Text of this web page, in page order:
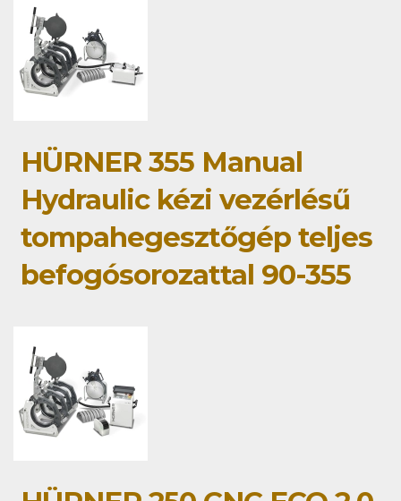
HÜRNER 355 Manual
Hydraulic kézi vezérlésű
tompahegesztőgép teljes
befogósorozattal 90-355